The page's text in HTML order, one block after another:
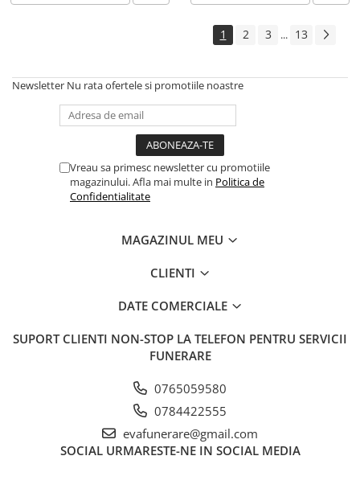
1 2 3 ... 13
Newsletter Nu rata ofertele si promotiile noastre
Vreau sa primesc newsletter cu promotiile
magazinului. Afla mai multe in Politica de
Confidentialitate
MAGAZINUL MEU
CLIENTI
DATE COMERCIALE
SUPORT CLIENTI NON-STOP LA TELEFON PENTRU SERVICII
FUNERARE
0765059580
0784422555
evafunerare@gmail.com
SOCIAL URMARESTE-NE IN SOCIAL MEDIA